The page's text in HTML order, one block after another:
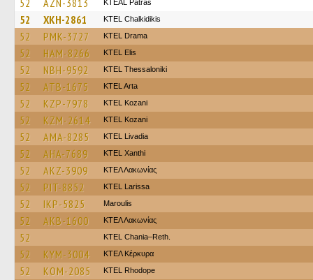
52 AZN-3813 KTEAL Patras
52 XKH-2861 ΚΤΕL Chalkidikis
52 PMK-3727 KTEL Drama
52 HAM-8266 KTEL Elis
52 NBH-9592 KTEL Thessaloniki
52 ATB-1675 KTEL Arta
52 KZP-7978 ΚΤΕL Kozani
52 KZM-2614 ΚΤΕL Kozani
52 AMA-8285 KTEL Livadia
52 AHA-7689 KTEL Xanthi
52 AKZ-3909 ΚΤΕΛ Λακωνίας
52 PIT-8852 KTEL Larissa
52 IKP-5825 Maroulis
52 AKB-1600 ΚΤΕΛ Λακωνίας
52 KTEL Chania–Reth.
52 KYM-3004 ΚΤΕΛ Κέρκυρα
52 KOM-2085 KTEL Rhodope